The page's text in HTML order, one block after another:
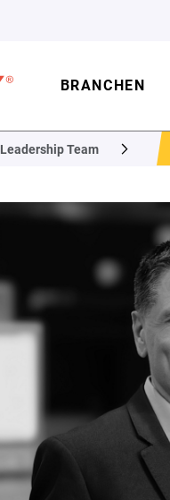
BRANCHEN
Leadership Team